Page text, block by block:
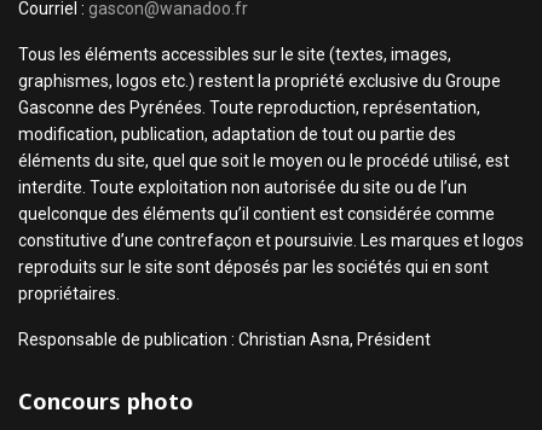
Courriel : gascon@wanadoo.fr
Tous les éléments accessibles sur le site (textes, images,
graphismes, logos etc.) restent la propriété exclusive du Groupe
Gasconne des Pyrénées. Toute reproduction, représentation,
modification, publication, adaptation de tout ou partie des
éléments du site, quel que soit le moyen ou le procédé utilisé, est
interdite. Toute exploitation non autorisée du site ou de l’un
quelconque des éléments qu’il contient est considérée comme
constitutive d’une contrefaçon et poursuivie. Les marques et logos
reproduits sur le site sont déposés par les sociétés qui en sont
propriétaires.
Responsable de publication : Christian Asna, Président
Concours photo